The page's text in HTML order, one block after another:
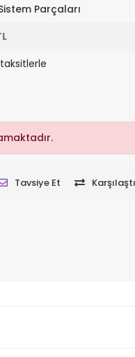
Parçaları
Tavsiye Et